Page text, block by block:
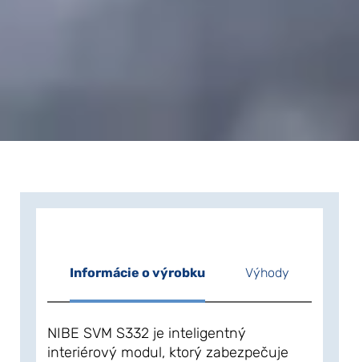
Informácie o výrobku Výhody
NIBE SVM S332 je inteligentný
interiérový modul, ktorý zabezpečuje